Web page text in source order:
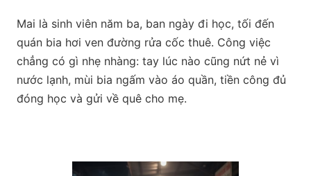
Mai là sinh viên năm ba, ban ngày đi học, tối đến
quán bia hơi ven đường rửa cốc thuê. Công việc
chẳng có gì nhẹ nhàng: tay lúc nào cũng nứt nẻ vì
nước lạnh, mùi bia ngấm vào áo quần, tiền công đủ
đóng học và gửi về quê cho mẹ.